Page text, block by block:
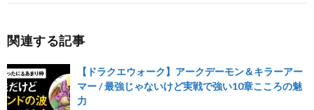
関連する記事
【ドラクエウォーク】アークデーモン＆キラーアー
マー / 最強じゃないけど実戦で強い10章こころの魅
力